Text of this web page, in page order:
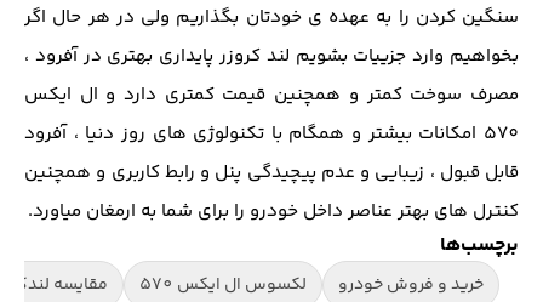
سنگین کردن را به عهده ی خودتان بگذاریم ولی در هر حال اگر
بخواهیم وارد جزییات بشویم لند کروزر پایداری بهتری در آفرود ،
مصرف سوخت کمتر و همچنین قیمت کمتری دارد و ال ایکس
570 امکانات بیشتر و همگام با تکنولوژی های روز دنیا ، آفرود
قابل قبول ، زیبایی و عدم پیچیدگی پنل و رابط کاربری و همچنین
کنترل های بهتر عناصر داخل خودرو را برای شما به ارمغان میاورد.
برچسب‌ها
خرید و فروش خودرو لکسوس ال ایکس 570 مقایسه